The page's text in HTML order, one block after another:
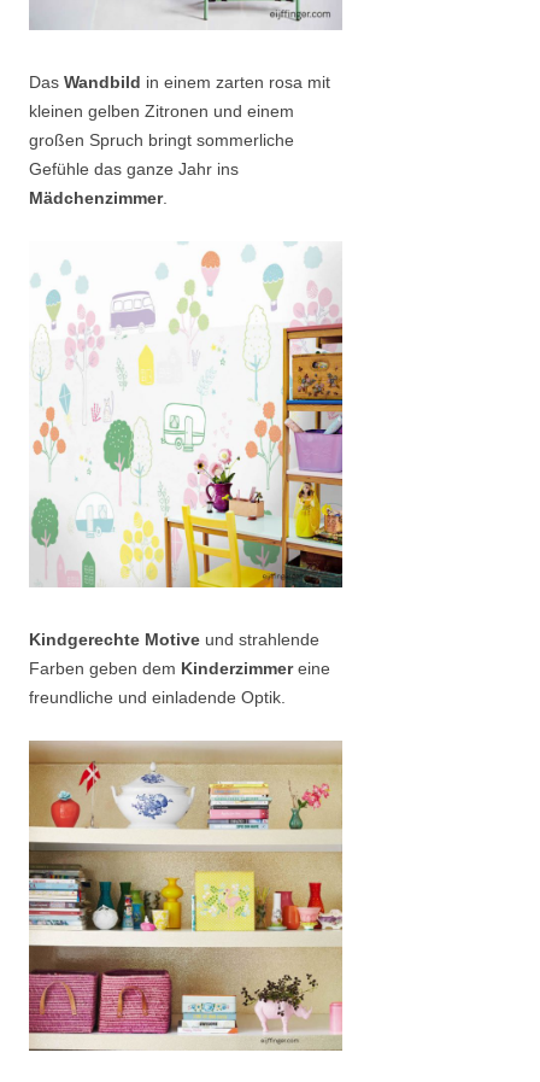
Das Wandbild in einem zarten rosa mit
kleinen gelben Zitronen und einem
großen Spruch bringt sommerliche
Gefühle das ganze Jahr ins
Mädchenzimmer.
Kindgerechte Motive und strahlende
Farben geben dem Kinderzimmereine
freundliche und einladende Optik.